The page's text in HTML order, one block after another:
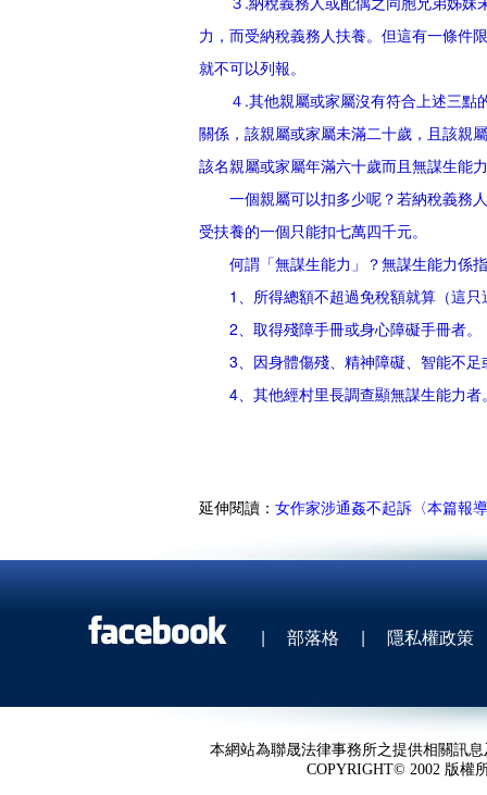
力，而受納稅義務人扶養。但這有一條件
就不可以列報。
４.其他親屬或家屬沒有符合上述三點
關係，該親屬或家屬未滿二十歲，且該親
該名親屬或家屬年滿六十歲而且無謀生能
一個親屬可以扣多少呢？若納稅義務人
受扶養的一個只能扣七萬四千元。
何謂「無謀生能力」？無謀生能力係
1、所得總額不超過免稅額就算（這只
2、取得殘障手冊或身心障礙手冊者。
3、因身體傷殘、精神障礙、智能不足
4、其他經村里長調查顯無謀生能力者
延伸閱讀： 女作家涉通姦不起訴〈本篇報
| 部落格 | 隱私權政策
本網站為聯晟法律事務所之提供相關訊
COPYRIGHT© 2002 版權